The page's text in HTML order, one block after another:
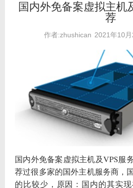
国内外免备案虚拟主机
荐
作者:zhushican 2021年10月
国内外免备案虚拟主机及VPS服
荐过很多家的国外主机服务商，
的比较少，原因：国内的其实